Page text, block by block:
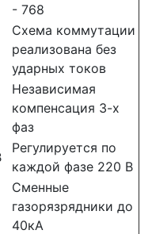
- 768
Схема коммутации
реализована без
ударных токов
Независимая
компенсация 3-х
фаз
Регулируется по
каждой фазе 220 В
Сменные
газорязрядники до
40кА